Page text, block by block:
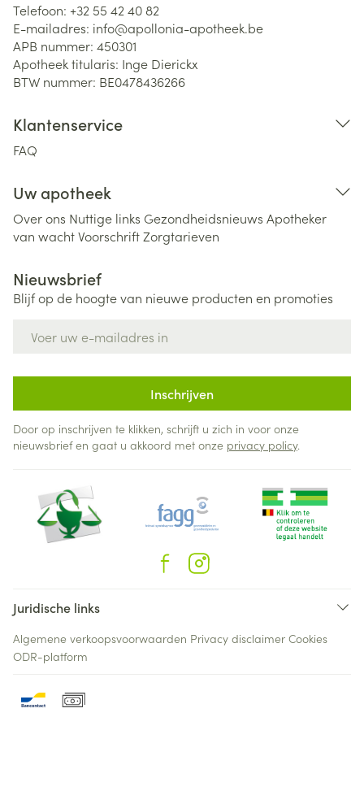
Telefoon: +32 55 42 40 82
E-mailadres: info@apollonia-apotheek.be
APB nummer: 450301
Apotheek titularis: Inge Dierickx
BTW nummer: BE0478436266
Klantenservice
FAQ
Uw apotheek
Over ons Nuttige links Gezondheidsnieuws Apotheker
van wachtVoorschriftZorgtarieven
Nieuwsbrief
Blijf op de hoogte van nieuwe producten en promoties
Inschrijven
Door op inschrijven te klikken, schrijft u zich in voor onze
nieuwsbrief en gaat u akkoord met onze privacy policy.
Juridische links
Algemene verkoopsvoorwaarden Privacy disclaimer Cookies
ODR-platform